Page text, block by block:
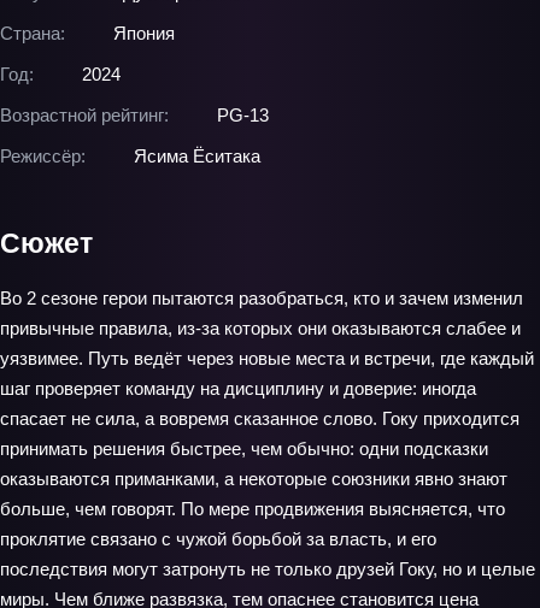
Страна:
Япония
Год:
2024
Возрастной рейтинг:
PG-13
Режиссёр:
Ясима Ёситака
Сюжет
Во 2 сезоне герои пытаются разобраться, кто и зачем изменил
привычные правила, из‑за которых они оказываются слабее и
уязвимее. Путь ведёт через новые места и встречи, где каждый
шаг проверяет команду на дисциплину и доверие: иногда
спасает не сила, а вовремя сказанное слово. Гоку приходится
принимать решения быстрее, чем обычно: одни подсказки
оказываются приманками, а некоторые союзники явно знают
больше, чем говорят. По мере продвижения выясняется, что
проклятие связано с чужой борьбой за власть, и его
последствия могут затронуть не только друзей Гоку, но и целые
миры. Чем ближе развязка, тем опаснее становится цена